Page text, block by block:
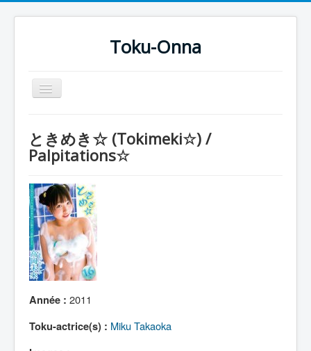
Toku-Onna
Basculer
la
Toku-Actrices
Séries
Films
COSAA
Dessins
ときめき☆ (Tokimeki☆) /
Palpitations☆
Année : 2011
Toku-actrice(s) : Miku Takaoka